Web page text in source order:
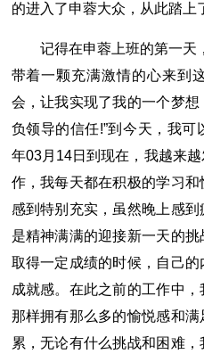
的进入了申蓉大众，从此踏上
记得在申蓉上班的第一天
带着一颗充满激情的心来到
会，让我实现了我的一个梦
负领导的信任!”到今天，我
年03月14日到现在，我越来
作，我每天都在积极的学习
感到特别充实，虽然晚上感
是精神满满的迎接新一天的
取得一定成绩的时候，自己
成就感。在此之前的工作中
那样拥有那么多的愉悦感和
累，无论有什么挑战和困难